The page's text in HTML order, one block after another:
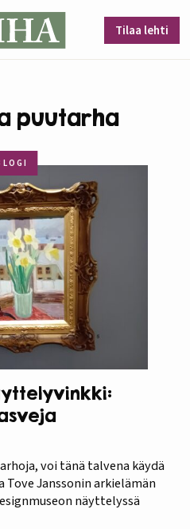
Tilaa lehti
puutarha
voi tänä talvena käydä
Tove Janssonin arkielämän
näyttelyssä